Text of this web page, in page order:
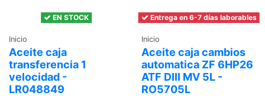
EN STOCK
Inicio
Aceite caja
transferencia 1
velocidad -
LR048849
Entrega en 6-7 días laborables
Inicio
Aceite caja cambios
automatica ZF 6HP26
ATF DIII MV 5L -
RO5705L